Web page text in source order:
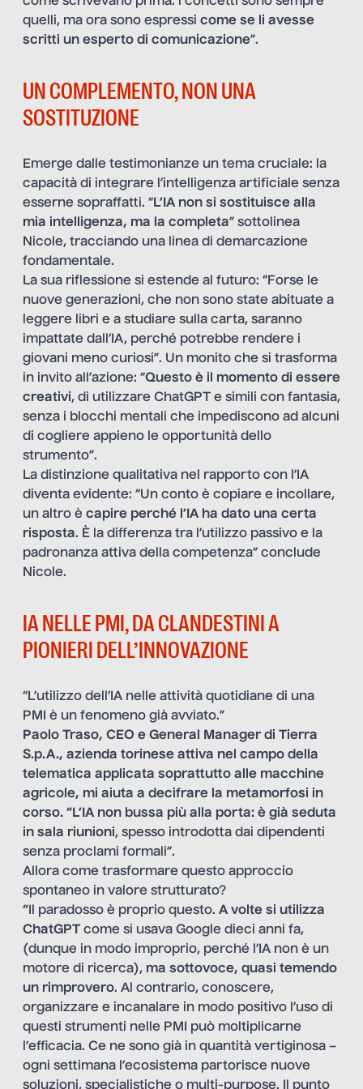
quelli, ma ora sono espressi come se li avesse
scritti un esperto di comunicazione”.
UN COMPLEMENTO, NON UNA
SOSTITUZIONE
Emerge dalle testimonianze un tema cruciale: la
capacità di integrare l’intelligenza artificiale senza
esserne sopraffatti. “L’IA non si sostituisce alla
mia intelligenza, ma la completa” sottolinea
Nicole, tracciando una linea di demarcazione
fondamentale.
La sua riflessione si estende al futuro: “Forse le
nuove generazioni, che non sono state abituate a
leggere libri e a studiare sulla carta, saranno
impattate dall’IA, perché potrebbe rendere i
giovani meno curiosi”. Un monito che si trasforma
in invito all’azione: “Questo è il momento di essere
creativi, di utilizzare ChatGPT e simili con fantasia,
senza i blocchi mentali che impediscono ad alcuni
di cogliere appieno le opportunità dello
strumento”.
La distinzione qualitativa nel rapporto con l’IA
diventa evidente: “Un conto è copiare e incollare,
un altro è capire perché l’IA ha dato una certa
risposta. È la differenza tra l’utilizzo passivo e la
padronanza attiva della competenza” conclude
Nicole.
IA NELLE PMI, DA CLANDESTINI A
PIONIERI DELL’INNOVAZIONE
“L’utilizzo dell’IA nelle attività quotidiane di una
PMI è un fenomeno già avviato.”
Paolo Traso, CEO e General Manager di Tierra
S.p.A., azienda torinese attiva nel campo della
telematica applicata soprattutto alle macchine
agricole, mi aiuta a decifrare la metamorfosi in
corso. “L’IA non bussa più alla porta: è già seduta
in sala riunioni, spesso introdotta dai dipendenti
senza proclami formali”.
Allora come trasformare questo approccio
spontaneo in valore strutturato?
“ Il paradosso è proprio questo. A volte si utilizza
ChatGPT come si usava Google dieci anni fa,
(dunque in modo improprio, perché l’IA non è un
motore di ricerca), ma sottovoce, quasi temendo
un rimprovero. Al contrario, conoscere,
organizzare e incanalare in modo positivo l’uso di
questi strumenti nelle PMI può moltiplicarne
l’efficacia. Ce ne sono già in quantità vertiginosa –
ogni settimana l’ecosistema partorisce nuove
soluzioni, specialistiche o multi-purpose. Il punto